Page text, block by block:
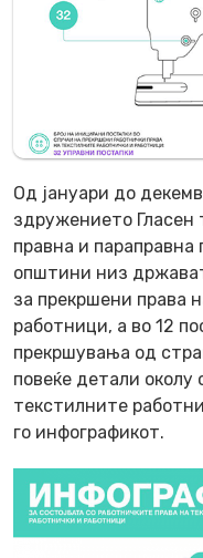
Од јануари до
здружението
правна и параправна
општини низ
за прекршени права
работници, а во 12
прекршувања од
повеќе детали околу
текстилните
го инфографикот.